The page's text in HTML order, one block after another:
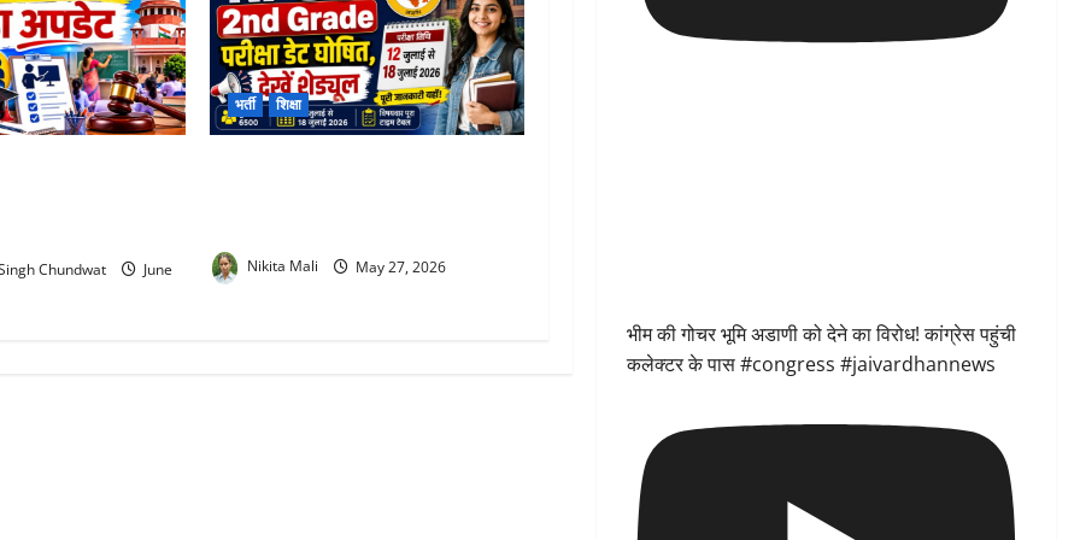
Chundwat
June
भर्ती शिक्षा
Nikita Mali May 27, 2026
भीम की गोचर भूमि अडाणी को देने का विरोध! कांग्रेस पहुंची
कलेक्टर के पास #congress #jaivardhannews